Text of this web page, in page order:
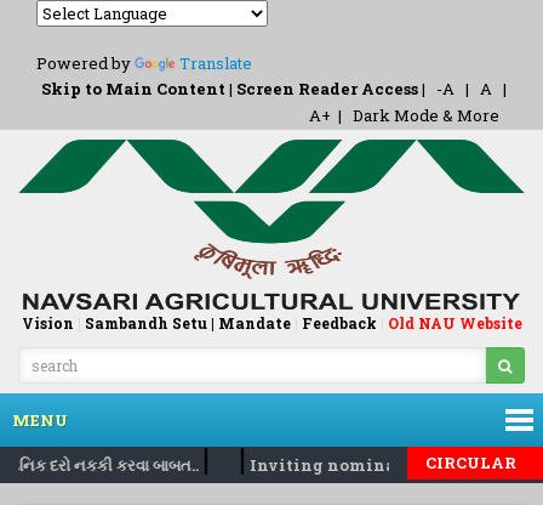
Powered by
Translate
Skip to Main Content | Screen Reader Access| -A | A |
A+ | Dark Mode & More
Vision | Sambandh Setu | Mandate| Feedback | Old NAU Website
MENU
દરો નકકી કરવા બાબત..| | Inviting nomination for 5 days
CIRCULAR